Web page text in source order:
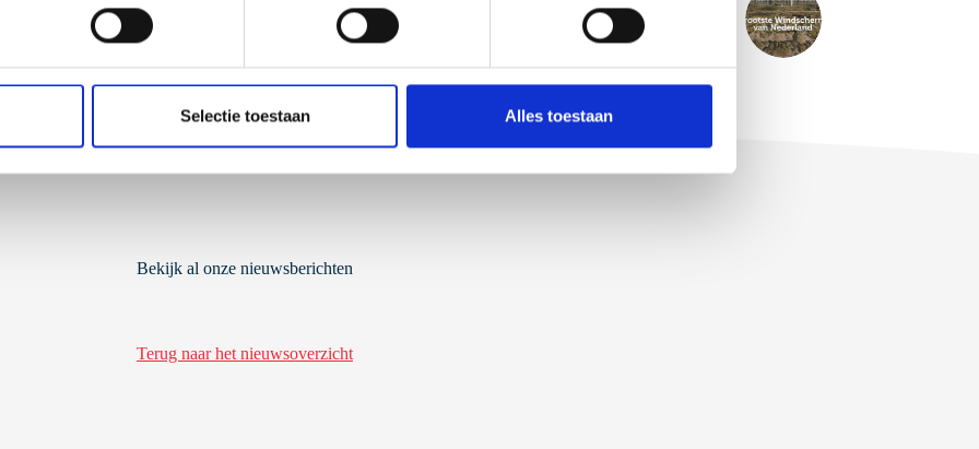
Selectie toestaan Alles toestaan
VOLGENDE
Mooie combinatie van staal & graffiti kunst!
Bekijk al onze nieuwsberichten
Terug naar het nieuwsoverzicht